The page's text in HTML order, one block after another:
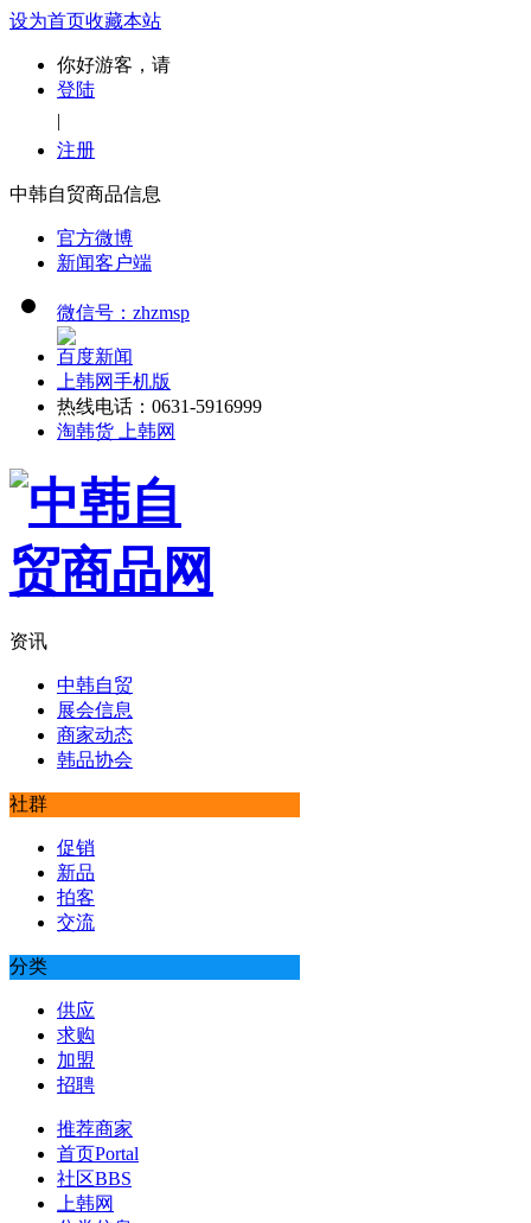
设为首页收藏本站
你好游客，请
登陆
|
注册
中韩自贸商品信息
官方微博
新闻客户端
微信号：zhzmsp
百度新闻
上韩网手机版
热线电话：0631-5916999
淘韩货 上韩网
资讯
中韩自贸
展会信息
商家动态
韩品协会
社群
促销
新品
拍客
交流
分类
供应
求购
加盟
招聘
推荐商家
首页Portal
社区BBS
上韩网